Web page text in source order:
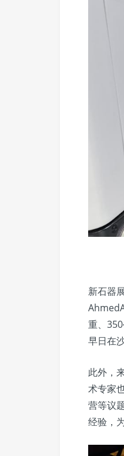
新石器
重、
早日在
此外，
术专家
营等议
经验，